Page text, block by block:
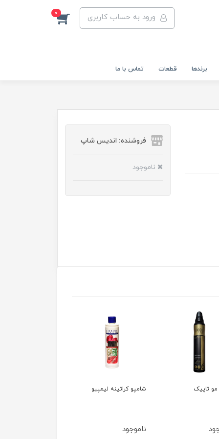
ورود به حساب کاربری 0
برندها قطعات تماس با ما
فروشنده: اندیس شاپ
ناموجود
لیمپیو
کراتین دبل چاکلت کاکائو
ناموجود